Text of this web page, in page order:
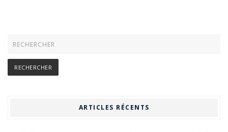
ARTICLES RÉCENTS